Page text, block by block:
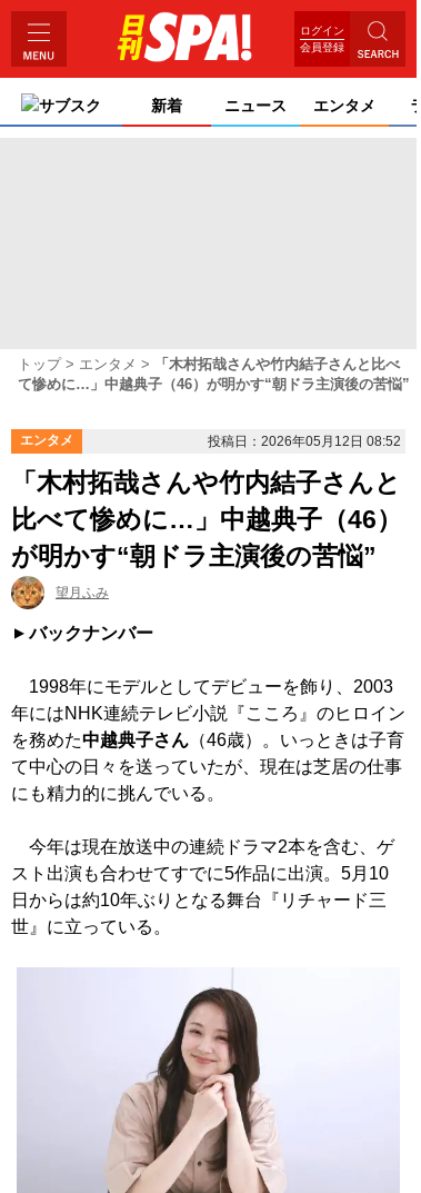
ログイン
会員登録
サブスク 新着 ニュース エンタメ
トップ エンタメ
「木村拓哉さんや竹内結子さんと比べ
て惨めに…」中越典子（46）が明かす“朝ドラ主演後の苦悩”
エンタメ 投稿日：2026年05月12日 08:52
「木村拓哉さんや竹内結子さんと
比べて惨めに…」中越典子（46）
が明かす“朝ドラ主演後の苦悩”
望月ふみ
バックナンバー
1998年にモデルとしてデビューを飾り、2003
年にはNHK連続テレビ小説『こころ』のヒロイン
を務めた中越典子さん （46歳）。いっときは子育
て中心の日々を送っていたが、現在は芝居の仕事
にも精力的に挑んでいる。
今年は現在放送中の連続ドラマ2本を含む、ゲ
スト出演も合わせてすでに5作品に出演。5月10
日からは約10年ぶりとなる舞台『リチャード三
世』に立っている。